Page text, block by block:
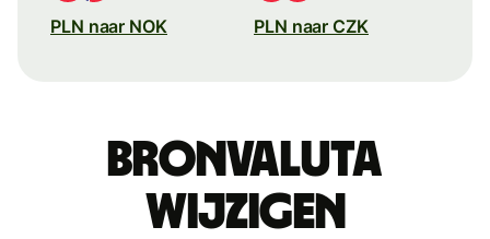
PLN naar NOK PLN naar CZK
Bronvaluta
wijzigen